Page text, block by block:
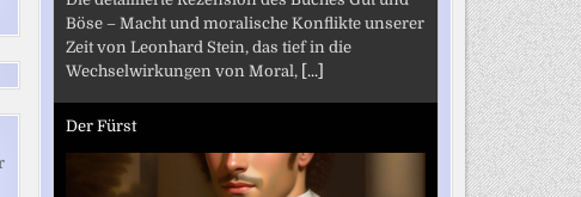
Böse – Macht und moralische Konflikte unserer
Zeit von Leonhard Stein, das tief in die
Wechselwirkungen von Moral, [...]
Der Fürst